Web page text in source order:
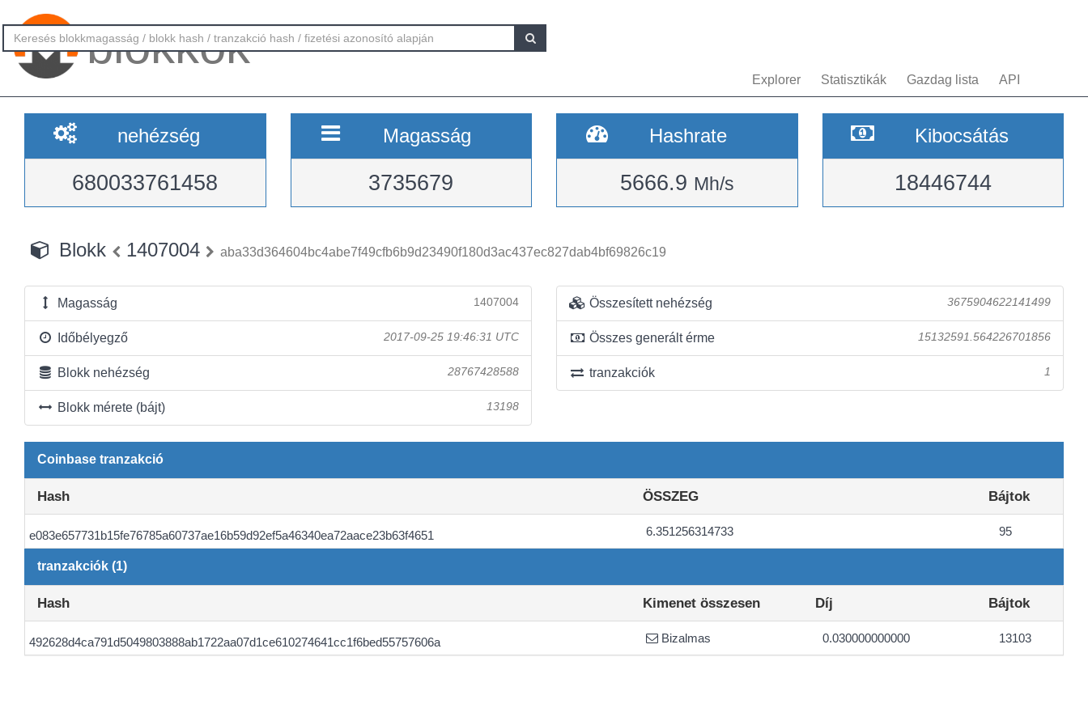
blokkok
Explorer Statisztikák Gazdag lista API
nehézség
680033761458
Magasság
3735679
Hashrate
5666.9 Mh/s
Kibocsátás
18446744
Blokk 1407004 aba33d364604bc4abe7f49cfb6b9d23490f180d3ac437ec827dab4bf69826c19
Magasság 1407004
Időbélyegző 2017-09-25 19:46:31 UTC
Blokk nehézség 28767428588
Blokk mérete (bájt) 13198
Összesített nehézség 3675904622141499
Összes generált érme 15132591.564226701856
tranzakciók 1
Coinbase tranzakció
Hash ÖSSZEG Bájtok
e083e657731b15fe76785a60737ae16b59d92ef5a46340ea72aace23b63f4651 6.351256314733 95
tranzakciók (1)
Hash Kimenet összesen Díj Bájtok
492628d4ca791d5049803888ab1722aa07d1ce610274641cc1f6bed55757606a Bizalmas 0.030000000000 13103